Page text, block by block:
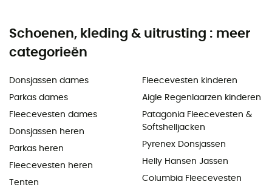
Schoenen, kleding & uitrusting : meer
categorieën
Donsjassen dames
Parkas dames
Fleecevesten dames
Donsjassen heren
Parkas heren
Fleecevesten heren
Tenten
Fleecevesten kinderen
Aigle Regenlaarzen kinderen
Patagonia Fleecevesten &
Softshelljacken
Pyrenex Donsjassen
Helly Hansen Jassen
Columbia Fleecevesten